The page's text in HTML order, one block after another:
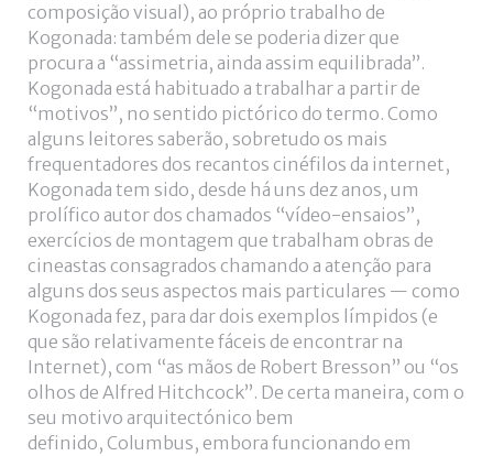
composição visual), ao próprio trabalho de
Kogonada: também dele se poderia dizer que
procura a “assimetria, ainda assim equilibrada”.
Kogonada está habituado a trabalhar a partir de
“motivos”, no sentido pictórico do termo. Como
alguns leitores saberão, sobretudo os mais
frequentadores dos recantos cinéfilos da internet,
Kogonada tem sido, desde há uns dez anos, um
prolífico autor dos chamados “vídeo-ensaios”,
exercícios de montagem que trabalham obras de
cineastas consagrados chamando a atenção para
alguns dos seus aspectos mais particulares — como
Kogonada fez, para dar dois exemplos límpidos (e
que são relativamente fáceis de encontrar na
Internet), com “as mãos de Robert Bresson” ou “os
olhos de Alfred Hitchcock”. De certa maneira, com o
seu motivo arquitectónico bem
definido, Columbus, embora funcionando em